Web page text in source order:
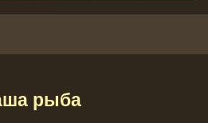
рыба